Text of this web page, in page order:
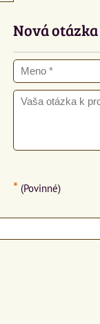
Nová
* (Povinné)